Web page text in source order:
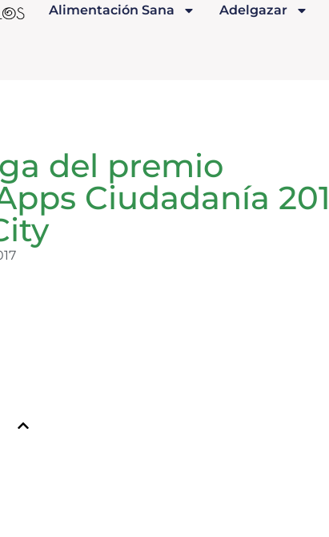
Alimentación Sana Adelgazar
del premio
Ciudadanía